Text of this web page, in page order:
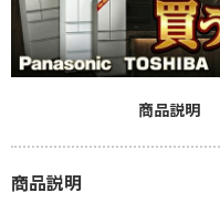
商品説明
商品説明